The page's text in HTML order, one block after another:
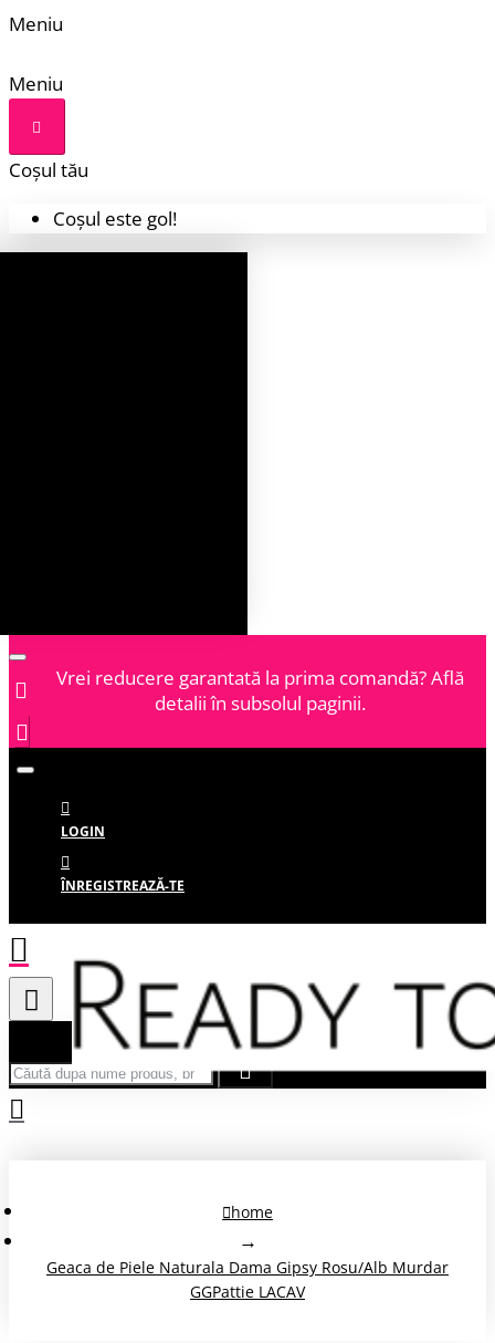
Meniu
Meniu
Coșul tău
Coșul este gol!
Vrei reducere garantată la prima comandă? Află
detalii în subsolul paginii.
LOGIN
ÎNREGISTREAZĂ-TE
Căută după nume produs, brand...
home
Geaca de Piele Naturala Dama Gipsy Rosu/Alb Murdar
GGPattie LACAV